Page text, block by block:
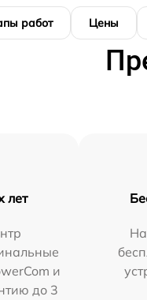
работ Цены
лет
и
до 3